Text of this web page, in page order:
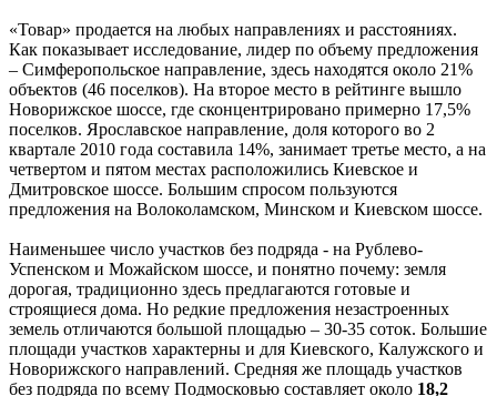
«Товар» продается на любых направлениях и расстояниях.
Как показывает исследование, лидер по объему предложения
– Симферопольское направление, здесь находятся около 21%
объектов (46 поселков). На второе место в рейтинге вышло
Новорижское шоссе, где сконцентрировано примерно 17,5%
поселков. Ярославское направление, доля которого во 2
квартале 2010 года составила 14%, занимает третье место, а на
четвертом и пятом местах расположились Киевское и
Дмитровское шоссе. Большим спросом пользуются
предложения на Волоколамском, Минском и Киевском шоссе.
Наименьшее число участков без подряда - на Рублево-
Успенском и Можайском шоссе, и понятно почему: земля
дорогая, традиционно здесь предлагаются готовые и
строящиеся дома. Но редкие предложения незастроенных
земель отличаются большой площадью – 30-35 соток. Большие
площади участков характерны и для Киевского, Калужского и
Новорижского направлений. Средняя же площадь участков
без подряда по всему Подмосковью составляет около 18,2